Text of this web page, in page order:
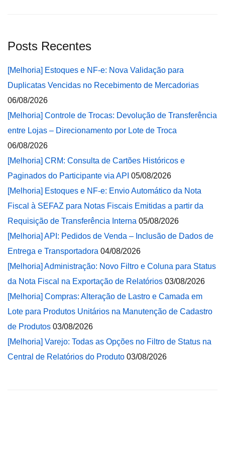
Posts Recentes
[Melhoria] Estoques e NF-e: Nova Validação para
Duplicatas Vencidas no Recebimento de Mercadorias
06/08/2026
[Melhoria] Controle de Trocas: Devolução de Transferência
entre Lojas – Direcionamento por Lote de Troca
06/08/2026
[Melhoria] CRM: Consulta de Cartões Históricos e
Paginados do Participante via API 05/08/2026
[Melhoria] Estoques e NF-e: Envio Automático da Nota
Fiscal à SEFAZ para Notas Fiscais Emitidas a partir da
Requisição de Transferência Interna 05/08/2026
[Melhoria] API: Pedidos de Venda – Inclusão de Dados de
Entrega e Transportadora 04/08/2026
[Melhoria] Administração: Novo Filtro e Coluna para Status
da Nota Fiscal na Exportação de Relatórios 03/08/2026
[Melhoria] Compras: Alteração de Lastro e Camada em
Lote para Produtos Unitários na Manutenção de Cadastro
de Produtos 03/08/2026
[Melhoria] Varejo: Todas as Opções no Filtro de Status na
Central de Relatórios do Produto 03/08/2026